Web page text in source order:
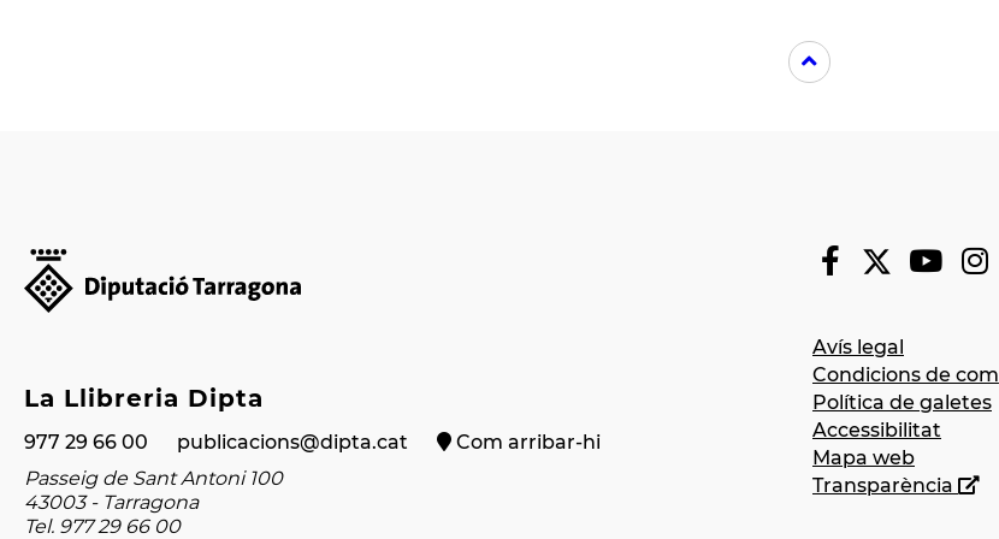
La Llibreria Dipta
977 29 66 00 publicacions@dipta.cat
Com arribar-hi
Passeig de Sant Antoni 100
43003 - Tarragona
Tel. 977 29 66 00
Avís legal
Condicions de
Política de galetes
Accessibilitat
Mapa web
Transparència